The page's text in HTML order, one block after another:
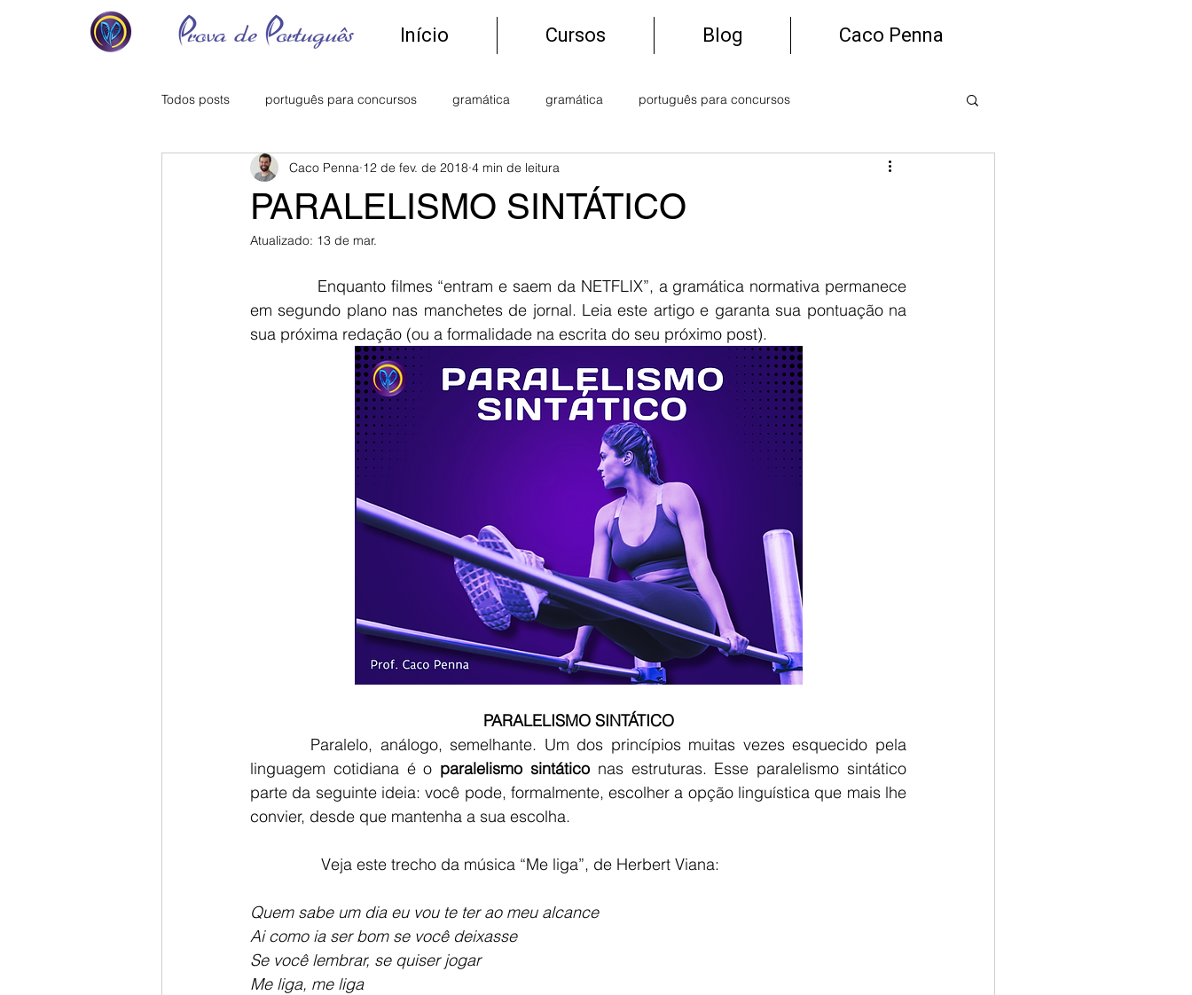
Início Cursos Blog Caco Penna
Todos posts português para concursos gramática gramática português para concursos
PARALELISMO SINTÁTICO
Caco Penna 12 de fev. de 2018 4 min de leitura
Atualizado: 13 de mar.
em segundo plano nas manchetes de jornal. Leia este artigo e garanta sua pontuação na
sua próxima redação (ou a formalidade na escrita do seu próximo post).
PARALELISMO SINTÁTICO
linguagem cotidiana é o paralelismo sintático nas estruturas. Esse paralelismo sintático
parte da seguinte ideia: você pode, formalmente, escolher a opção linguística que mais lhe
convier, desde que mantenha a sua escolha.
                Veja este trecho da música “Me liga”, de Herbert Viana:
Quem sabe um dia eu vou te ter ao meu alcance
Ai como ia ser bom se você deixasse
Se você lembrar, se quiser jogar
Me liga, me liga